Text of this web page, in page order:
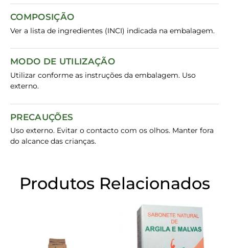
COMPOSIÇÃO
Ver a lista de ingredientes (INCI) indicada na embalagem.
MODO DE UTILIZAÇÃO
Utilizar conforme as instruções da embalagem. Uso
externo.
PRECAUÇÕES
Uso externo. Evitar o contacto com os olhos. Manter fora
do alcance das crianças.
Produtos Relacionados